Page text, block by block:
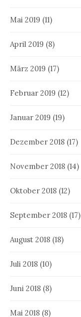
Mai 2019 (11)
April 2019 (8)
März 2019 (17)
Februar 2019 (12)
Januar 2019 (19)
Dezember 2018 (17)
November 2018 (14)
Oktober 2018 (12)
September 2018 (17)
August 2018 (18)
Juli 2018 (10)
Juni 2018 (8)
Mai 2018 (8)